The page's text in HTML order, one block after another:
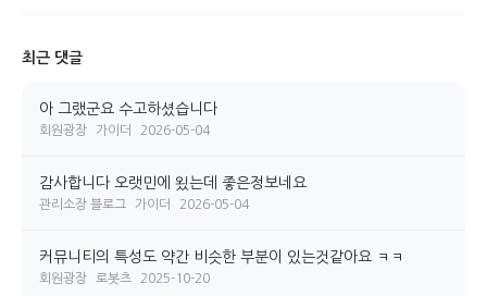
최근 댓글
아 그랬군요 수고하셨습니다
회원광장 가이더 2026-05-04
감사합니다 오랫민에 욌는데 좋은정보네요
관리소장 블로그 가이더 2026-05-04
커뮤니티의 특성도 약간 비슷한 부분이 있는것같아요 ㅋㅋ
회원광장 로봇츠 2025-10-20